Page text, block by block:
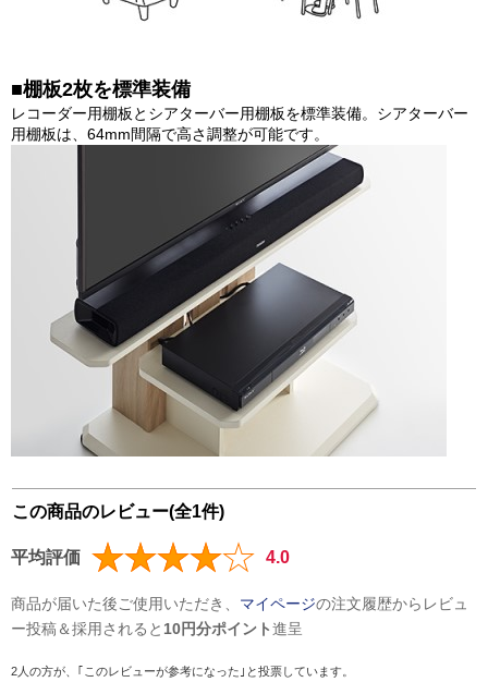
■棚板2枚を標準装備
レコーダー用棚板とシアターバー用棚板を標準装備。シアターバー
用棚板は、64mm間隔で高さ調整が可能です。
この商品のレビュー(全1件)
平均評価 4.0
商品が届いた後ご使用いただき、 マイページの注文履歴からレビュ
ー投稿＆採用されると 10円分ポイント進呈
2人の方が、｢このレビューが参考になった｣と投票しています。